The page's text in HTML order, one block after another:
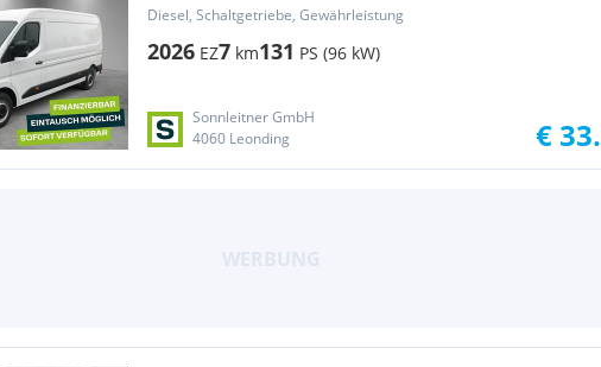
Transporter / Kastenwagen
Diesel, Schaltgetriebe, Gewährleistung
2026 EZ7 km131 PS (96 kW)
Sonnleitner GmbH
4060 Leonding
€